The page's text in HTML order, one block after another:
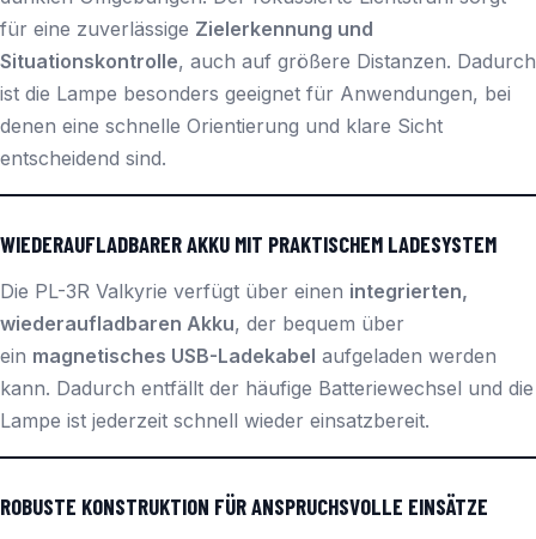
für eine zuverlässige Zielerkennung und
Situationskontrolle, auch auf größere Distanzen. Dadurch
ist die Lampe besonders geeignet für Anwendungen, bei
denen eine schnelle Orientierung und klare Sicht
entscheidend sind.
WIEDERAUFLADBARER AKKU MIT PRAKTISCHEM LADESYSTEM
Die PL-3R Valkyrie verfügt über einen integrierten,
wiederaufladbaren Akku, der bequem über
ein magnetisches USB-Ladekabel aufgeladen werden
kann. Dadurch entfällt der häufige Batteriewechsel und die
Lampe ist jederzeit schnell wieder einsatzbereit.
ROBUSTE KONSTRUKTION FÜR ANSPRUCHSVOLLE EINSÄTZE